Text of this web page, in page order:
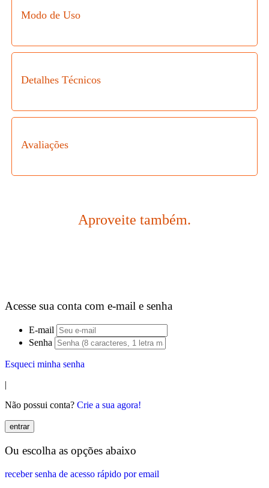
Modo de Uso
Detalhes Técnicos
Avaliações
Aproveite também.
Acesse sua conta com e-mail e senha
E-mail
Senha
Esqueci minha senha
|
Não possui conta? Crie a sua agora!
entrar
Ou escolha as opções abaixo
receber senha de acesso rápido por email